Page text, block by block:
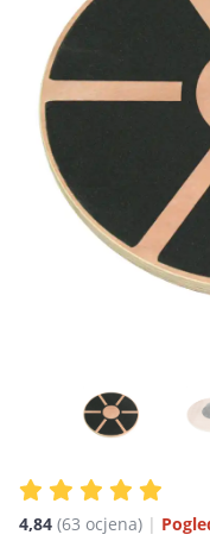
4,84 (63 ocjena) |